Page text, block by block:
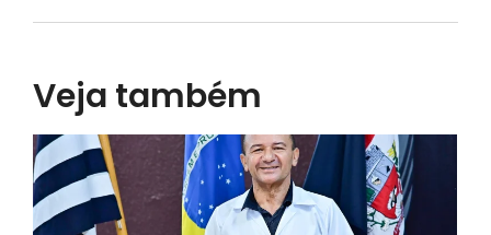
Veja também